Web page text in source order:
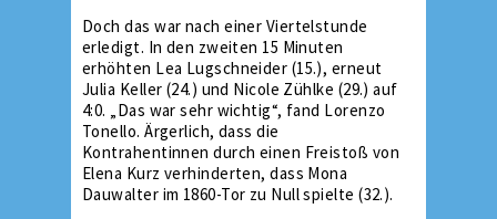
Doch das war nach einer Viertelstunde
erledigt. In den zweiten 15 Minuten
erhöhten Lea Lugschneider (15.), erneut
Julia Keller (24.) und Nicole Zühlke (29.) auf
4:0. „Das war sehr wichtig“, fand Lorenzo
Tonello. Ärgerlich, dass die
Kontrahentinnen durch einen Freistoß von
Elena Kurz verhinderten, dass Mona
Dauwalter im 1860-Tor zu Null spielte (32.).